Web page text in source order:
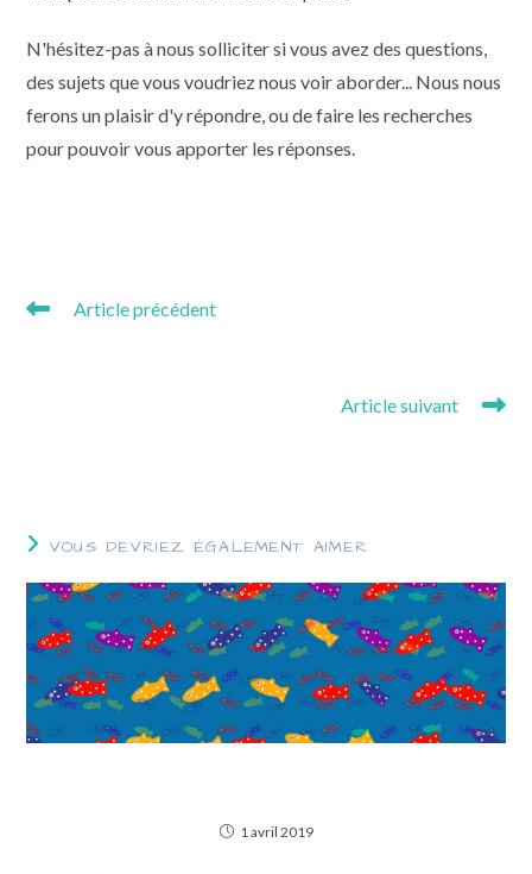
N'hésitez-pas à nous solliciter si vous avez des questions,
des sujets que vous voudriez nous voir aborder... Nous nous
ferons un plaisir d'y répondre, ou de faire les recherches
pour pouvoir vous apporter les réponses.
Read
Article précédent
Article suivant
VOUS DEVRIEZ ÉGALEMENT AIMER
1 avril 2019